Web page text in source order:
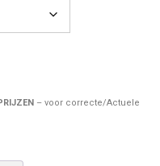
– voor correcte/Actuele